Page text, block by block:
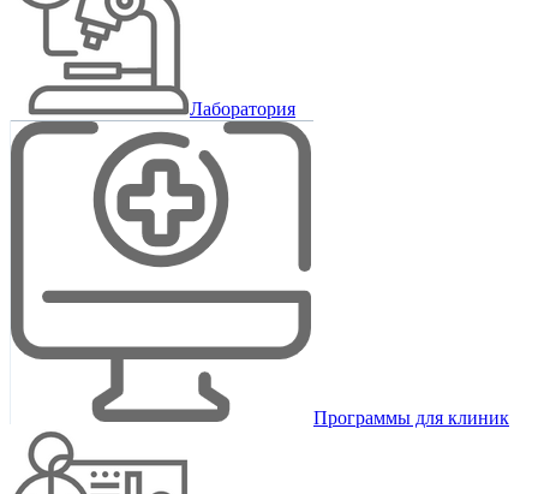
Лаборатория
Программы для клиник